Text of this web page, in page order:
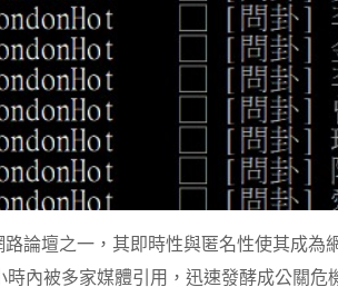
論壇之一，其即時性與匿名性使其成
內被多家媒體引用，迅速發酵成公關